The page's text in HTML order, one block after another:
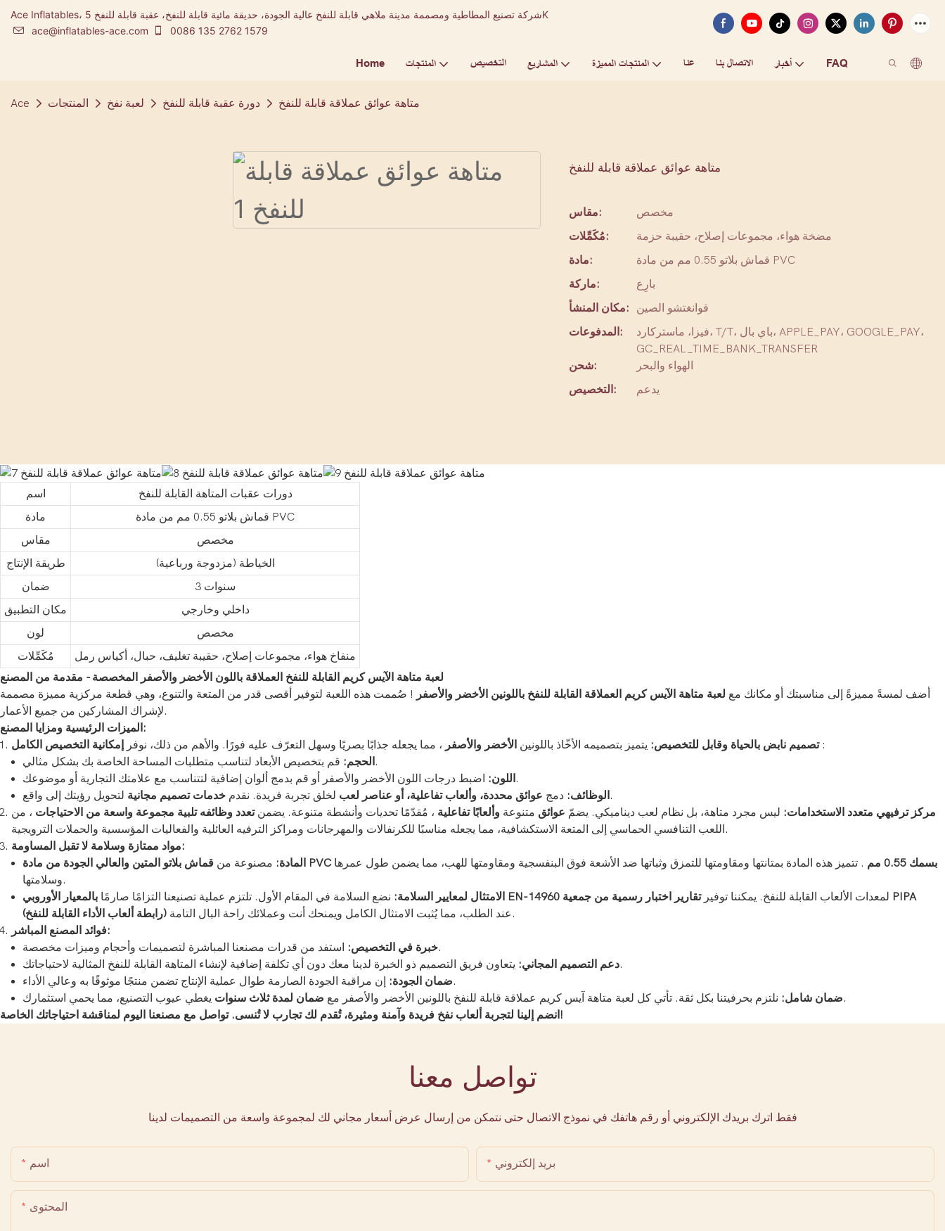
Ace Inflatables، شركة تصنيع المطاطية ومصممة مدينة ملاهي قابلة للنفخ عالية الجودة، حديقة مائية قابلة للنفخ، عقبة قابلة للنفخ 5K
ace@inflatables-ace.com
0086 135 2762 1579
Home المنتجات التخصيص المشاريع المنتجات المميزة عنا الاتصال بنا أخبار FAQ
Ace المنتجات لعبة نفخ دورة عقبة قابلة للنفخ متاهة عوائق عملاقة قابلة للنفخ
متاهة عوائق عملاقة قابلة للنفخ
مقاس:
مخصص
مُكَمِّلات:
مضخة هواء، مجموعات إصلاح، حقيبة حزمة
مادة:
قماش بلاتو 0.55 مم من مادة PVC
ماركة:
بارِع
مكان المنشأ:
قوانغتشو الصين
المدفوعات:
فيزا، ماستركارد، T/T، باي بال، APPLE_PAY، GOOGLE_PAY،
GC_REAL_TIME_BANK_TRANSFER
شحن:
الهواء والبحر
التخصيص:
يدعم
اسم
دورات عقبات المتاهة القابلة للنفخ
مادة
قماش بلاتو 0.55 مم من مادة PVC
مقاس
مخصص
طريقة الإنتاج
الخياطة (مزدوجة ورباعية)
ضمان
3 سنوات
مكان التطبيق
داخلي وخارجي
لون
مخصص
مُكَمِّلات
منفاخ هواء، مجموعات إصلاح، حقيبة تغليف، حبال، أكياس رمل
لعبة متاهة الآيس كريم القابلة للنفخ العملاقة باللون الأخضر والأصفر المخصصة - مقدمة من المصنع
أضف لمسةً مميزةً إلى مناسبتك أو مكانك مع لعبة متاهة الآيس كريم العملاقة القابلة للنفخ باللونين الأخضر والأصفر ! صُممت هذه اللعبة لتوفير أقصى قدر من المتعة والتنوع، وهي قطعة مركزية مميزة مصممة
لإشراك المشاركين من جميع الأعمار.
الميزات الرئيسية ومزايا المصنع:
تصميم نابض بالحياة وقابل للتخصيص: يتميز بتصميمه الأخّاذ باللونين الأخضر والأصفر ، مما يجعله جذابًا بصريًا وسهل التعرّف عليه فورًا. والأهم من ذلك، نوفر إمكانية التخصيص الكامل
:
الحجم: قم بتخصيص الأبعاد لتناسب متطلبات المساحة الخاصة بك بشكل مثالي.
اللون: اضبط درجات اللون الأخضر والأصفر أو قم بدمج ألوان إضافية لتتناسب مع علامتك التجارية أو موضوعك.
الوظائف: دمج عوائق محددة، وألعاب تفاعلية، أو عناصر لعب لخلق تجربة فريدة. نقدم خدمات تصميم مجانية
لتحويل رؤيتك إلى واقع.
مركز ترفيهي متعدد الاستخدامات: ليس مجرد متاهة، بل نظام لعب ديناميكي. يضمّ عوائق متنوعة وألعابًا تفاعلية ، مُقدّمًا تحديات وأنشطة متنوعة. يضمنتعدد وظائفه تلبية مجموعة واسعة من الاحتياجات ، من
اللعب التنافسي الحماسي إلى المتعة الاستكشافية، مما يجعله مناسبًا للكرنفالات والمهرجانات ومراكز الترفيه العائلية والفعاليات المؤسسية والحملات الترويجية.
مواد ممتازة وسلامة لا تقبل المساومة:
المادة: مصنوعة من قماش بلاتو المتين والعالي الجودة من مادة PVC بسمك 0.55 مم
. تتميز هذه المادة بمتانتها ومقاومتها للتمزق وثباتها ضد الأشعة فوق البنفسجية ومقاومتها للهب، مما يضمن طول عمرها
وسلامتها.
الامتثال لمعايير السلامة: نضع السلامة في المقام الأول. تلتزم عملية تصنيعنا التزامًا صارمًا بالمعيار الأوروبي EN-14960 لمعدات الألعاب القابلة للنفخ. يمكننا توفيرتقارير اختبار رسمية من جمعية PIPA
(رابطة ألعاب الأداء القابلة للنفخ)
عند الطلب، مما يُثبت الامتثال الكامل ويمنحك أنت وعملائك راحة البال التامة.
فوائد المصنع المباشر:
خبرة في التخصيص:استفد من قدرات مصنعنا المباشرة لتصميمات وأحجام وميزات مخصصة.
دعم التصميم المجاني:يتعاون فريق التصميم ذو الخبرة لدينا معك دون أي تكلفة إضافية لإنشاء المتاهة القابلة للنفخ المثالية لاحتياجاتك.
ضمان الجودة:إن مراقبة الجودة الصارمة طوال عملية الإنتاج تضمن منتجًا موثوقًا به وعالي الأداء.
ضمان شامل: نلتزم بحرفيتنا بكل ثقة. تأتي كل لعبة متاهة آيس كريم عملاقة قابلة للنفخ باللونين الأخضر والأصفر مع ضمان لمدة ثلاث سنوات
يغطي عيوب التصنيع، مما يحمي استثمارك.
انضم إلينا لتجربة ألعاب نفخ فريدة وآمنة ومثيرة، تُقدم لك تجارب لا تُنسى. تواصل مع مصنعنا اليوم لمناقشة احتياجاتك الخاصة!
تواصل معنا
فقط اترك بريدك الإلكتروني أو رقم هاتفك في نموذج الاتصال حتى نتمكن من إرسال عرض أسعار مجاني لك لمجموعة واسعة من التصميمات لدينا
اسم بريد إلكتروني
المحتوى